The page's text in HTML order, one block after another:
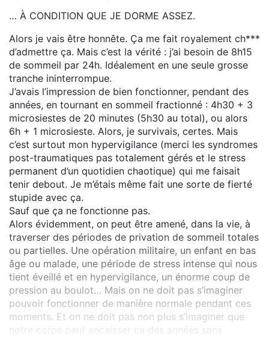
… À CONDITION QUE JE DORME ASSEZ.
Alors je vais être honnête. Ça me fait royalement ch***
d’admettre ça. Mais c’est la vérité : j’ai besoin de 8h15
de sommeil par 24h. Idéalement en une seule grosse
tranche ininterrompue.
J’avais l’impression de bien fonctionner, pendant des
années, en tournant en sommeil fractionné : 4h30 + 3
microsiestes de 20 minutes (5h30 au total), ou alors
6h + 1 microsieste. Alors, je survivais, certes. Mais
c’est surtout mon hypervigilance (merci les syndromes
post-traumatiques pas totalement gérés et le stress
permanent d’un quotidien chaotique) qui me faisait
tenir debout. Je m’étais même fait une sorte de fierté
stupide avec ça.
Sauf que ça ne fonctionne pas.
Alors évidemment, on peut être amené, dans la vie, à
traverser des périodes de privation de sommeil totales
ou partielles. Une opération militaire, un enfant en bas
âge ou malade, une période de stress intense qui nous
tient éveillé et en hypervigilance, un énorme coup de
pression au boulot… Mais on ne doit pas s’imaginer
pouvoir fonctionner de manière normale pendant ces
moments. Et on ne doit pas non plus s’imaginer que
notre corps peut encaisser ça des années sans